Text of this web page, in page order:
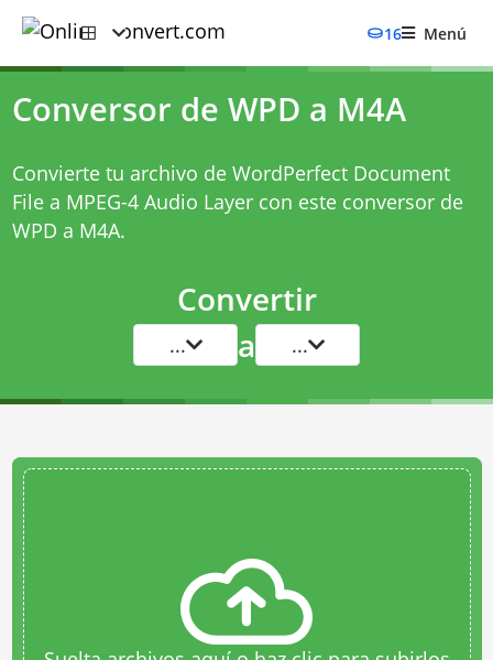
16 Menú
Conversor de WPD a M4A
Convierte tu archivo de WordPerfect Document
File a MPEG-4 Audio Layer con este conversor de
WPD a M4A.
Convertir
... a ...